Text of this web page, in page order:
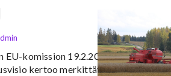
komission 19.2.2025
kertoo merkittävästä